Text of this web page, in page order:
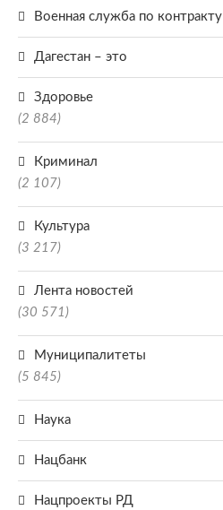
Военная служба по контракту
Дагестан – это
Здоровье
(2 884)
Криминал
(2 107)
Культура
(3 217)
Лента новостей
(30 571)
Муниципалитеты
(5 845)
Наука
Нацбанк
Нацпроекты РД